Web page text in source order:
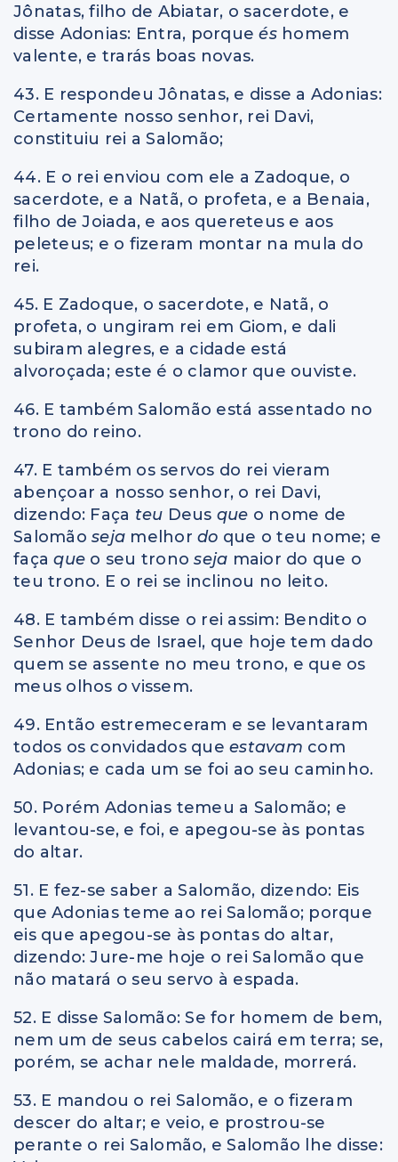
Jônatas, filho de Abiatar, o sacerdote, e
disse Adonias: Entra, porqueés homem
valente, e trarás boas novas.
43. E respondeu Jônatas, e disse a Adonias:
Certamente nosso senhor, rei Davi,
constituiu rei a Salomão;
44. E o rei enviou com ele a Zadoque, o
sacerdote, e a Natã, o profeta, e a Benaia,
filho de Joiada, e aos quereteus e aos
peleteus; e o fizeram montar na mula do
rei.
45. E Zadoque, o sacerdote, e Natã, o
profeta, o ungiram rei em Giom, e dali
subiram alegres, e a cidade está
alvoroçada; este é o clamor que ouviste.
46. E também Salomão está assentado no
trono do reino.
47. E também os servos do rei vieram
abençoar a nosso senhor, o rei Davi,
dizendo: Faça teu Deus que o nome de
Salomão seja melhor do que o teu nome; e
façaque o seu tronoseja maior do que o
teu trono. E o rei se inclinou no leito.
48. E também disse o rei assim: Bendito o
Senhor Deus de Israel, que hoje tem dado
quem se assente no meu trono, e que os
meus olhos ovissem.
49. Então estremeceram e se levantaram
todos os convidados que estavam com
Adonias; e cada um se foi ao seu caminho.
50. Porém Adonias temeu a Salomão; e
levantou-se, e foi, e apegou-se às pontas
do altar.
51. E fez-se saber a Salomão, dizendo: Eis
que Adonias teme ao rei Salomão; porque
eis que apegou-se às pontas do altar,
dizendo: Jure-me hoje o rei Salomão que
não matará o seu servo à espada.
52. E disse Salomão: Se for homem de bem,
nem um de seus cabelos cairá em terra; se,
porém, se achar nele maldade, morrerá.
53. E mandou o rei Salomão, e o fizeram
descer do altar; e veio, e prostrou-se
perante o rei Salomão, e Salomão lhe disse: